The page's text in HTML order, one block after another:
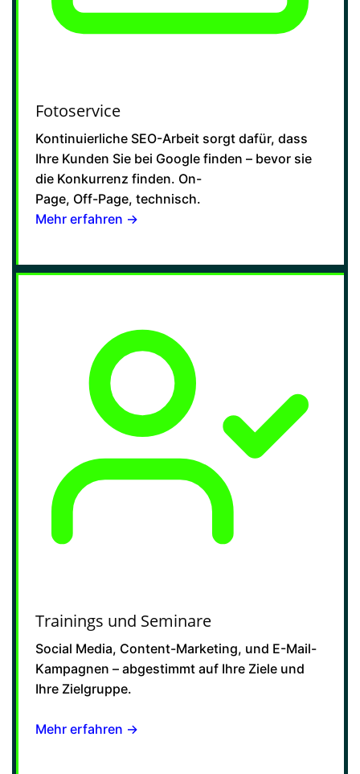
Fotoservice
Kontinuierliche SEO-Arbeit sorgt dafür, dass
Ihre Kunden Sie bei Google finden – bevor sie
die Konkurrenz finden. On-
Page, Off-Page, technisch.
Mehr erfahren →
Trainings und Seminare
Social Media, Content-Marketing, und E-Mail-
Kampagnen – abgestimmt auf Ihre Ziele und
Ihre Zielgruppe.
Mehr erfahren →